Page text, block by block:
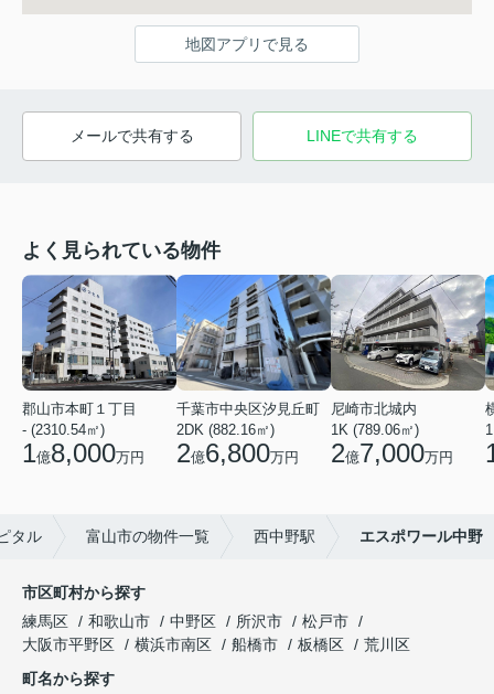
地図アプリで見る
メールで共有する LINEで共有する
よく見られている物件
郡山市本町１丁目
- (2310.54㎡)
1億8,000万円
千葉市中央区汐見丘町
2DK (882.16㎡)
2億6,800万円
尼崎市北城内
1K (789.06㎡)
2億7,000万円
タル 富山市の物件一覧 西中野駅 エスポワール中野
市区町村から探す
練馬区
和歌山市 中野区 所沢市
松戸市
大阪市平野区
横浜市南区 船橋市 板橋区
荒川区
町名から探す